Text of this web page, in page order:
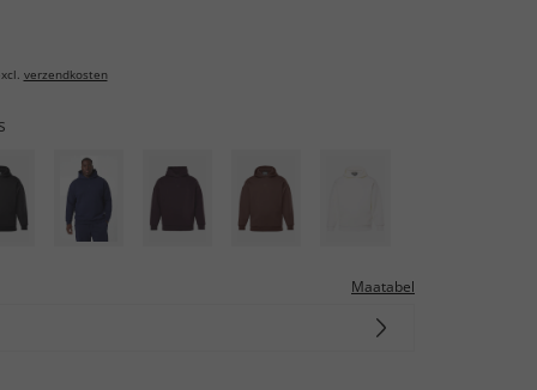
verzendkosten
Maatabel